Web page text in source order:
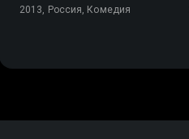
2013, Россия, Комедия